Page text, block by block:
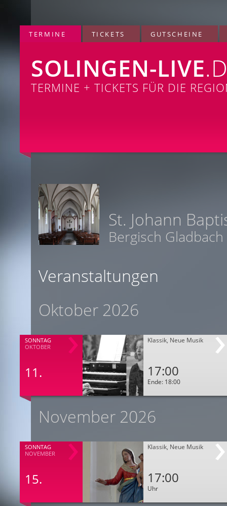
TERMINE TICKETS GUTSCHEINE
SOLINGEN-LIVE
TERMINE + TICKETS FÜR DIE
St. Johann
Bergisch Gladbach
Veranstaltungen
Oktober 2026
SONNTAG
OKTOBER
11.
Klassik, Neue Musik
17:00
Ende: 18:00
November 2026
SONNTAG
NOVEMBER
15.
Klassik, Neue Musik
17:00
Uhr